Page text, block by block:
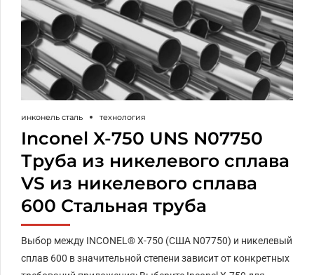
инконель сталь технология
Inconel X-750 UNS N07750
Труба из никелевого сплава
VS из никелевого сплава
600 Стальная труба
Выбор между INCONEL® X-750 (США N07750) и никелевый
сплав 600 в значительной степени зависит от конкретных